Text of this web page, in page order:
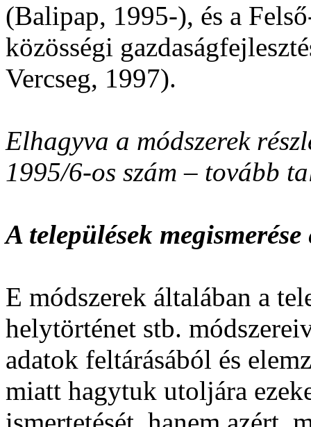
(Balipap, 1995-), és a
közösségi
Vercseg, 1997).
Elhagyva a módszerek
1995/6-os szám – tovább
A települések
E módszerek általában a
helytörténet stb.
adatok feltárásából és
miatt hagytuk utoljára